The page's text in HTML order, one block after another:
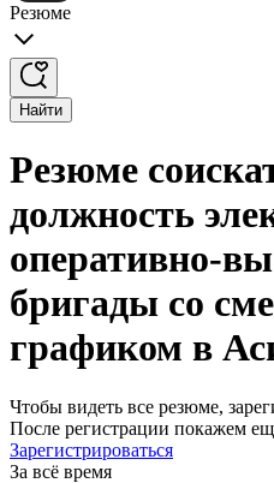
Резюме
Найти
Резюме
должность
оперативно-
бригады со
графиком в
Чтобы видеть все резюме,
После регистрации покажем
Зарегистрироваться
За всё время